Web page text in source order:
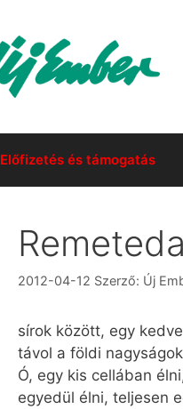
Előfizetés és támogatás
2012-04-12 Szerző: Új
sírok között, egy
távol a földi
Ó, egy kis cellában
egyedül élni, teljesen